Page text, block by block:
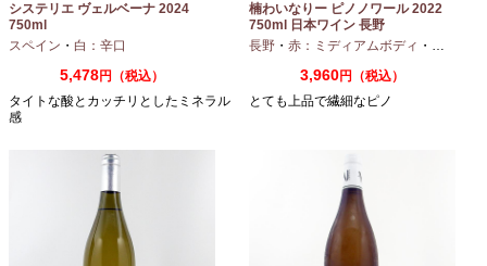
システリエ ヴェルベーナ 2024
750ml
スペイン ・ 白：辛口
5,478円（税込）
タイトな酸とカッチリとしたミネラル
感
楠わいなりー ピノノワール 2022
750ml 日本ワイン 長野
長野 ・ 赤：ミディアムボディ ・ ピノノワ
3,960円（税込）
とても上品で繊細なピノ